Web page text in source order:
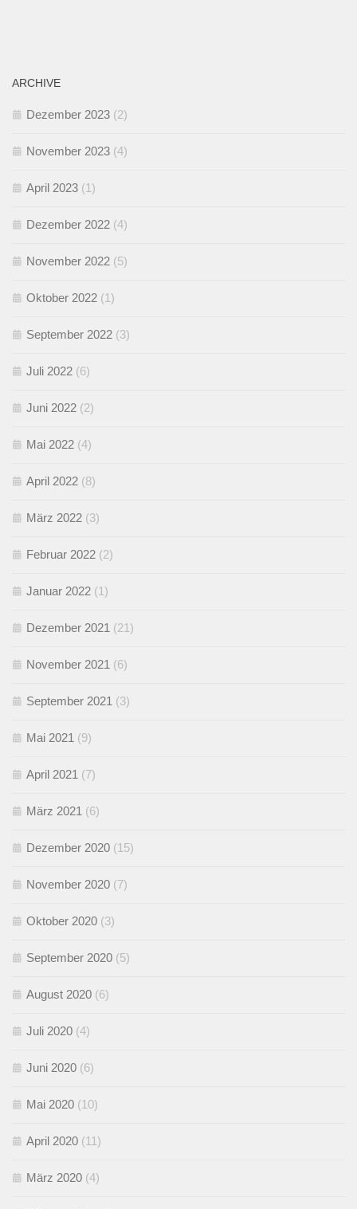
ARCHIVE
Dezember 2023 (2)
November 2023 (4)
April 2023 (1)
Dezember 2022 (4)
November 2022 (5)
Oktober 2022 (1)
September 2022 (3)
Juli 2022 (6)
Juni 2022 (2)
Mai 2022 (4)
April 2022 (8)
März 2022 (3)
Februar 2022 (2)
Januar 2022 (1)
Dezember 2021 (21)
November 2021 (6)
September 2021 (3)
Mai 2021 (9)
April 2021 (7)
März 2021 (6)
Dezember 2020 (15)
November 2020 (7)
Oktober 2020 (3)
September 2020 (5)
August 2020 (6)
Juli 2020 (4)
Juni 2020 (6)
Mai 2020 (10)
April 2020 (11)
März 2020 (4)